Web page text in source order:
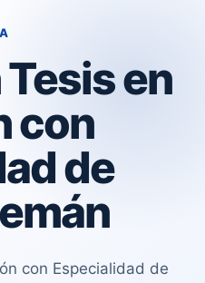
en
con
de
con Especialidad de